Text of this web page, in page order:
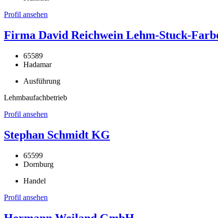
Profil ansehen
Firma David Reichwein Lehm-Stuck-
65589
Hadamar
Ausführung
Lehmbaufachbetrieb
Profil ansehen
Stephan Schmidt KG
65599
Dornburg
Handel
Profil ansehen